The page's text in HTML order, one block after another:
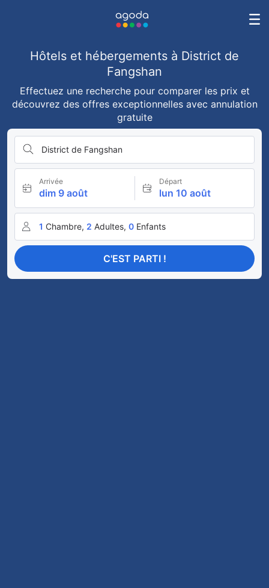
Hôtels et hébergements à District de
Fangshan
Effectuez une recherche pour comparer les prix et
découvrez des offres exceptionnelles avec annulation
gratuite
District de Fangshan
Arrivée
dim 9 août
Départ
lun 10 août
1 Chambre, 2 Adultes, 0 Enfants
C'EST PARTI !